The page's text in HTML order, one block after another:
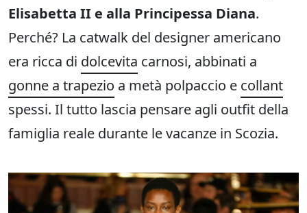
Elisabetta II e alla Principessa Diana.
Perché? La catwalk del designer americano
era ricca di dolcevita carnosi, abbinati a
gonne a trapezio a metà polpaccio e collant
spessi. Il tutto lascia pensare agli outfit della
famiglia reale durante le vacanze in Scozia.